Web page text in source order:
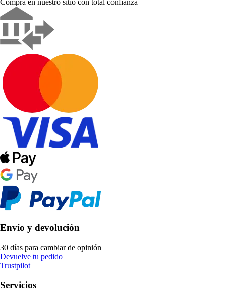
Envío y devolución
30 días para cambiar de opinión
Devuelve tu pedido
Trustpilot
Servicios